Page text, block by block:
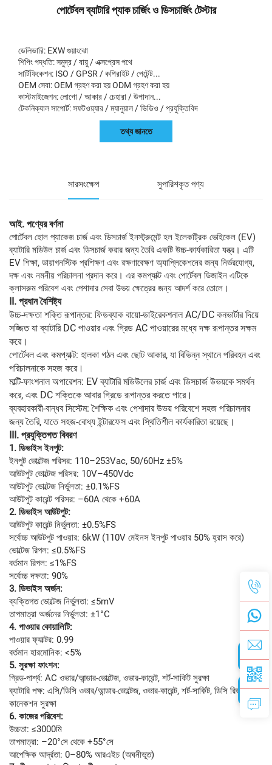
পোর্টেবল ব্যাটারি প্যাক চার্জিং ও ডিসচার্জিং টেস্টার
ডেলিভারি: EXW গুয়াংঝো
শিপিং পদ্ধতি: সমুদ্র / বায়ু / এক্সপ্রেস পথে
সার্টিফিকেশন: ISO / GPSR / কপিরাইট / পেটেন্ট...
OEM সেবা: OEM গ্রহণ করা হয় ODM গ্রহণ করা হয়
কাস্টমাইজেশন: লোগো / আকার / চেহারা / উপাদান...
টেকনিক্যাল সাপোর্ট: সফটওয়্যার / ম্যানুয়াল / ভিডিও / প্রযুক্তিবিদ
তথ্য জানতে
সারসংক্ষেপ সুপারিশকৃত পণ্য
আই. পণ্যের বর্ণনা
পোর্টেবল হোল প্যাকেজ চার্জ এবং ডিসচার্জ ইনস্ট্রুমেন্ট হল ইলেকট্রিক ভেহিকেল (EV)
ব্যাটারি মডিউল চার্জ এবং ডিসচার্জ করার জন্য তৈরি একটি উচ্চ-কার্যকারিতা যন্ত্র। এটি
EV শিক্ষা, ডায়াগনস্টিক প্রশিক্ষণ এবং রক্ষণাবেক্ষণ অ্যাপ্লিকেশনের জন্য নির্ভরযোগ্য,
দক্ষ এবং নমনীয় পরিচালনা প্রদান করে। এর কমপ্যাক্ট এবং পোর্টেবল ডিজাইন এটিকে
ক্লাসরুম পরিবেশ এবং পেশাদার সেবা উভয় ক্ষেত্রের জন্য আদর্শ করে তোলে।
II. প্রধান বৈশিষ্ট্য
উচ্চ-দক্ষতা শক্তি রূপান্তর: ফিডব্যাক বায়ো-ডাইরেকশনাল AC/DC কনভার্টার দিয়ে
সজ্জিত যা ব্যাটারি DC পাওয়ার এবং গ্রিড AC পাওয়ারের মধ্যে দক্ষ রূপান্তর সক্ষম
করে।
পোর্টেবল এবং কমপ্যাক্ট: হালকা গঠন এবং ছোট আকার, যা বিভিন্ন স্থানে পরিবহন এবং
পরিচালনাকে সহজ করে।
মাল্টি-ফাংশনাল অপারেশন: EV ব্যাটারি মডিউলের চার্জ এবং ডিসচার্জ উভয়কে সমর্থন
করে, এবং DC শক্তিকে আবার গ্রিডে রূপান্তর করতে পারে।
ব্যবহারকারী-বান্ধব সিস্টেম: শৈক্ষিক এবং পেশাদার উভয় পরিবেশে সহজ পরিচালনার
জন্য তৈরি, যাতে সহজ-বোধ্য ইন্টারফেস এবং স্থিতিশীল কার্যকারিতা রয়েছে।
III. প্রযুক্তিগত বিবরণ
1. ডিভাইস ইনপুট:
ইনপুট ভোল্টেজ পরিসর: 110–253Vac, 50/60Hz ±5%
আউটপুট ভোল্টেজ পরিসর: 10V–450Vdc
আউটপুট ভোল্টেজ নির্ভুলতা: ±0.1%FS
আউটপুট কারেন্ট পরিসর: –60A থেকে +60A
2. ডিভাইস আউটপুট:
আউটপুট কারেন্ট নির্ভুলতা: ±0.5%FS
সর্বোচ্চ আউটপুট পাওয়ার: 6kW (110V মেইনস ইনপুট পাওয়ার 50% হ্রাস করে)
ভোল্টেজ রিপল: ≤0.5%FS
বর্তমান রিপল: ≤1%FS
সর্বোচ্চ দক্ষতা: 90%
3. ডিভাইস অর্জন:
ব্যক্তিগত ভোল্টেজ নির্ভুলতা: ≤5mV
তাপমাত্রা অর্জনের নির্ভুলতা: ±1°C
4. পাওয়ার কোয়ালিটি:
পাওয়ার ফ্যাক্টর: 0.99
বর্তমান হারমোনিক: <5%
5. সুরক্ষা ফাংশন:
গ্রিড-পার্শ্ব: AC ওভার/আন্ডার-ভোল্টেজ, ওভার-কারেন্ট, শর্ট-সার্কিট সুরক্ষা
ব্যাটারি পক্ষ: এসি/ডিসি ওভার/আন্ডার-ভোল্টেজ, ওভার-কারেন্ট, শর্ট-সার্কিট, ডিসি রিভার্স-
কানেকশন সুরক্ষা
6. কাজের পরিবেশ:
উচ্চতা: ≤3000মি
তাপমাত্রা: –20°সে থেকে +55°সে
আপেক্ষিক আর্দ্রতা: 0–80% আরএইচ (অঘনীভূত)